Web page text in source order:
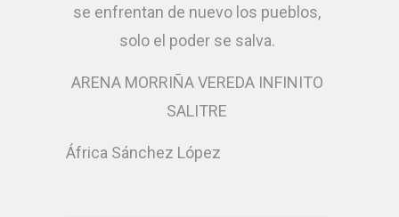
se enfrentan de nuevo los pueblos,
solo el poder se salva.
ARENA MORRIÑA VEREDA INFINITO
SALITRE
África Sánchez López